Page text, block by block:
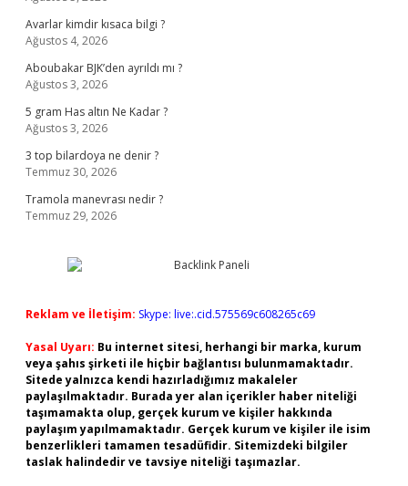
Avarlar kimdir kısaca bilgi ?
Ağustos 4, 2026
Aboubakar BJK’den ayrıldı mı ?
Ağustos 3, 2026
5 gram Has altın Ne Kadar ?
Ağustos 3, 2026
3 top bilardoya ne denir ?
Temmuz 30, 2026
Tramola manevrası nedir ?
Temmuz 29, 2026
Reklam ve İletişim: Skype: live:.cid.575569c608265c69
Yasal Uyarı: Bu internet sitesi, herhangi bir marka, kurum
veya şahıs şirketi ile hiçbir bağlantısı bulunmamaktadır.
Sitede yalnızca kendi hazırladığımız makaleler
paylaşılmaktadır. Burada yer alan içerikler haber niteliği
taşımamakta olup, gerçek kurum ve kişiler hakkında
paylaşım yapılmamaktadır. Gerçek kurum ve kişiler ile isim
benzerlikleri tamamen tesadüfidir. Sitemizdeki bilgiler
taslak halindedir ve tavsiye niteliği taşımazlar.